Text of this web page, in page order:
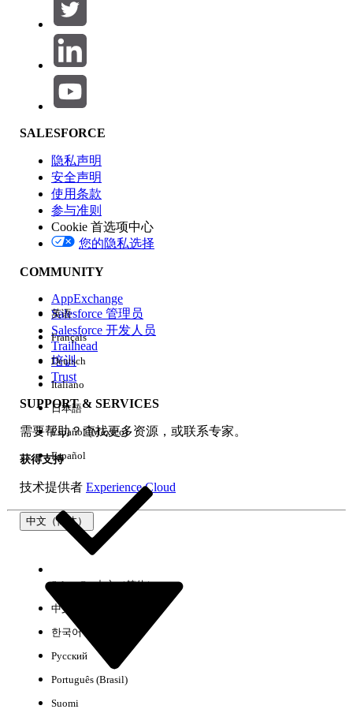
产品区域
功能影响
版本
体验
以下是一些搜索提示
SALESFORCE
隐私声明
安全声明
使用条款
参与准则
Cookie 首选项中心
您的隐私选择
COMMUNITY
AppExchange
Salesforce 管理员
Salesforce 开发人员
Trailhead
培训
Trust
SUPPORT & SERVICES
需要帮助？查找更多资源，或联系专家。
获得支持
技术提供者 Experience Cloud
中文（简体）
英语
Français
Deutsch
Italiano
日本語
Español (México)
Español
Select Org中文（简体）
中文（繁体）
한국어
Русский
Português (Brasil)
Suomi